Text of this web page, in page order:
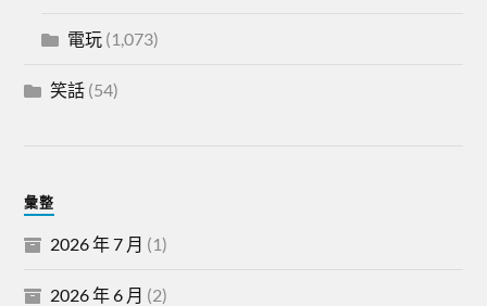
電玩 (1,073)
笑話 (54)
彙整
2026 年 7 月 (1)
2026 年 6 月 (2)